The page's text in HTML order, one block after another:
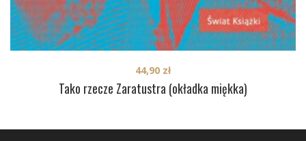
Tako rzecze Zaratustra (okładka miękka)
44,90 zł